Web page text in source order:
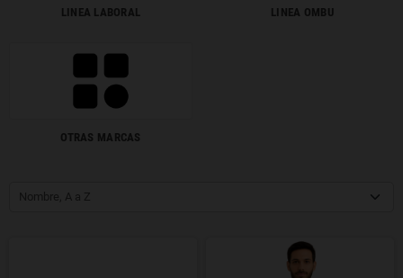
LINEA LABORAL LINEA OMBU
OTRAS MARCAS
Nombre, A a Z